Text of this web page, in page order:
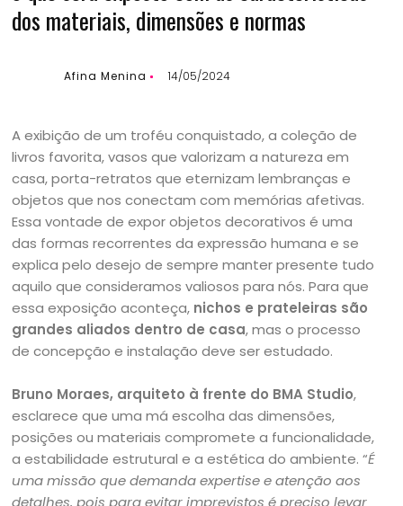
dos materiais, dimensões e normas
Afina Menina 14/05/2024
A exibição de um troféu conquistado, a coleção de
livros favorita, vasos que valorizam a natureza em
casa, porta-retratos que eternizam lembranças e
objetos que nos conectam com memórias afetivas.
Essa vontade de expor objetos decorativos é uma
das formas recorrentes da expressão humana e se
explica pelo desejo de sempre manter presente tudo
aquilo que consideramos valiosos para nós. Para que
essa exposição aconteça, nichos e prateleiras são
grandes aliados dentro de casa, mas o processo
de concepção e instalação deve ser estudado.
Bruno Moraes, arquiteto à frente do BMA Studio,
esclarece que uma má escolha das dimensões,
posições ou materiais compromete a funcionalidade,
a estabilidade estrutural e a estética do ambiente. “É
uma missão que demanda expertise e atenção aos
detalhes, pois para evitar imprevistos é preciso levar